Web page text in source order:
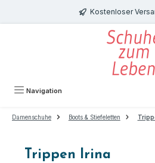
Zum Hauptinhalt springen Kostenloser
Navigation
Damenschuhe Boots & Stiefeletten
Trippen Irina